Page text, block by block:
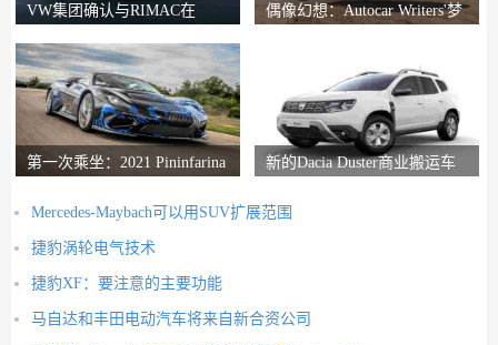
VW集团确认与RIMAC在
偶像幻想：Autocar Writers'梦
第一次乘坐：2021 Pininfarina
新的Dacia Duster商业搬运车
Mercedes-Maybach可以用SUV扩展范围
捷豹涡轮电气技术
捷豹XF：要注意的主要功能
马自达和丰田电动汽车将来自新合资公司